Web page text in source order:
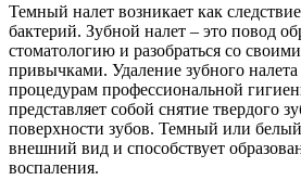
Темный налет возникает как
бактерий. Зубной налет – это повод
стоматологию и разобраться со
привычками. Удаление зубного налета
процедурам профессиональной
представляет собой снятие твердого
поверхности зубов. Темный или
внешний вид и способствует
воспаления.